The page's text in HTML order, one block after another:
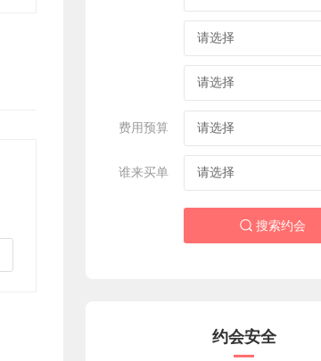
费用预算
谁来买单
 搜索约会
约会安全